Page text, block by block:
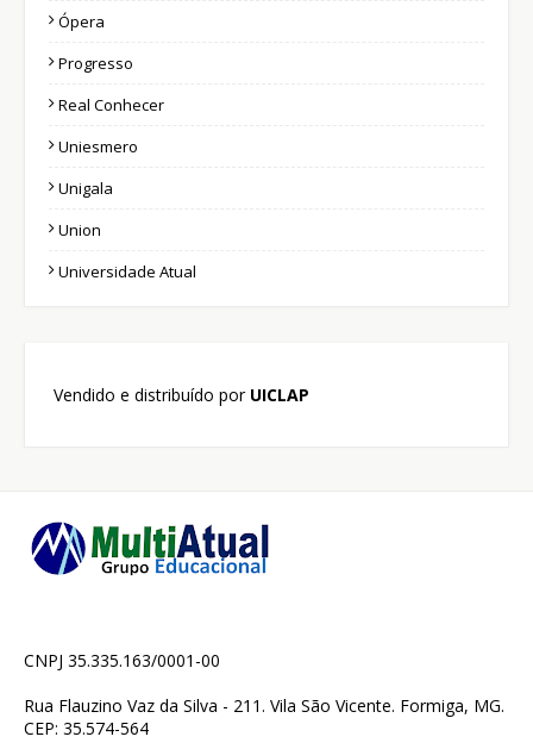
Ópera
Progresso
Real Conhecer
Uniesmero
Unigala
Union
Universidade Atual
Vendido e distribuído por UICLAP
CNPJ 35.335.163/0001-00
Rua Flauzino Vaz da Silva - 211. Vila São Vicente. Formiga, MG.
CEP: 35.574-564